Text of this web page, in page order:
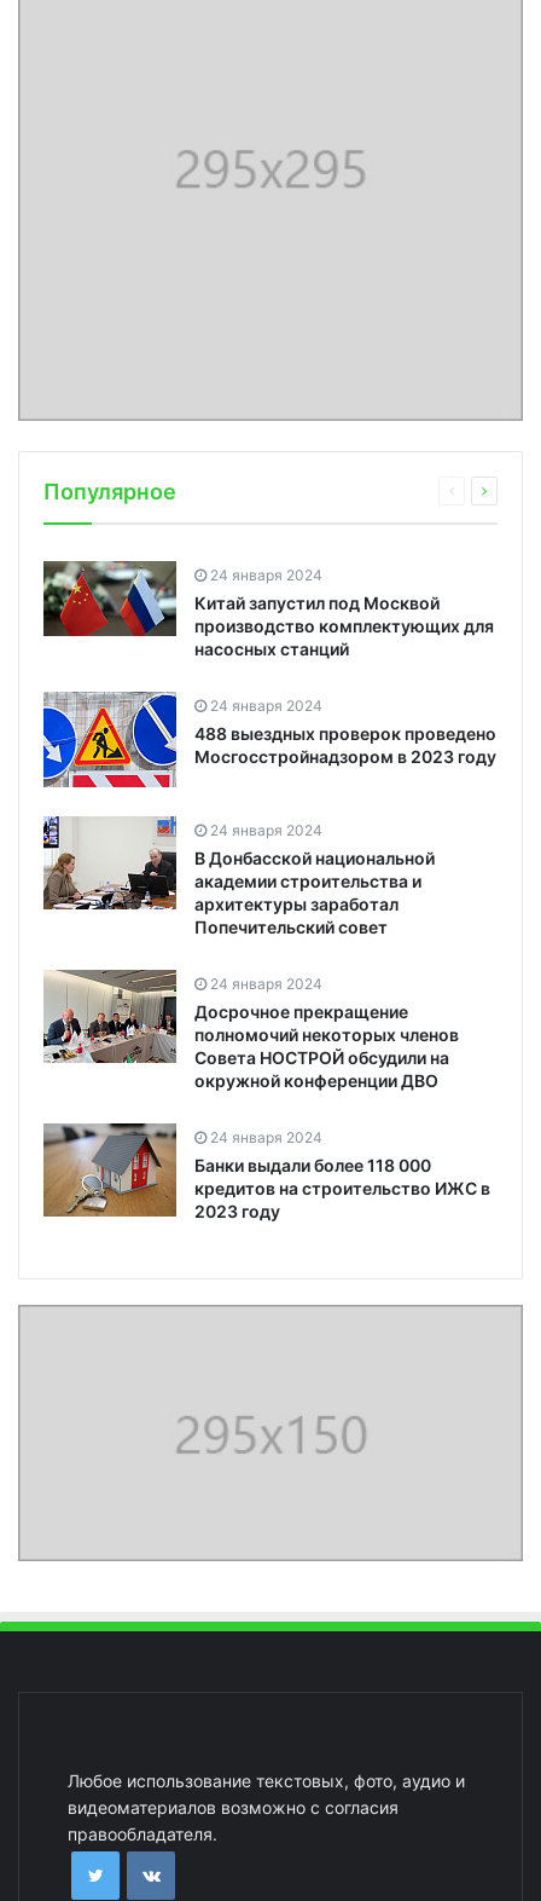
Популярное
24 января 2024
Китай запустил под Москвой
производство комплектующих для
насосных станций
24 января 2024
488 выездных проверок проведено
Мосгосстройнадзором в 2023 году
24 января 2024
В Донбасской национальной
академии строительства и
архитектуры заработал
Попечительский совет
24 января 2024
Досрочное прекращение
полномочий некоторых членов
Совета НОСТРОЙ обсудили на
окружной конференции ДВО
24 января 2024
Банки выдали более 118 000
кредитов на строительство ИЖС в
2023 году
Любое использование текстовых, фото, аудио и
видеоматериалов возможно с согласия
правообладателя.